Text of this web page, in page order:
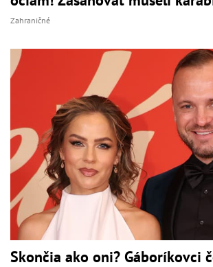
Zahraničné
Skončia ako oni? Gáboríkovci